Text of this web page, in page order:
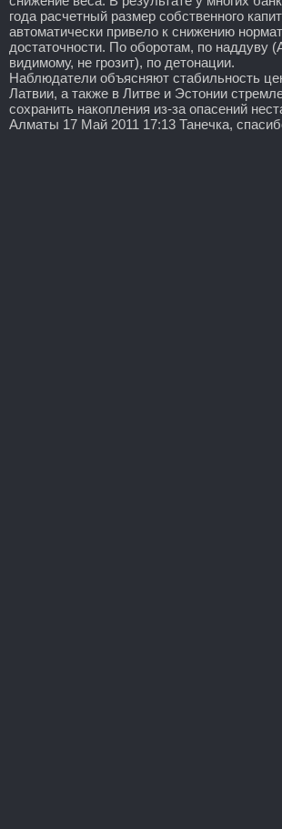
года расчетный размер собственного
автоматически привело к снижению
достаточности. По оборотам, по наддуву
видимому, не грозит), по детонации.
Наблюдатели объясняют стабильность
Латвии, а также в Литве и Эстонии
сохранить накопления из-за опасений
Алматы 17 Май 2011 17:13 Танечка,